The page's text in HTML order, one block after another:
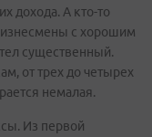
дохода. А кто-то
с хорошим
существенный.
от трех до четырех
немалая.
Из первой